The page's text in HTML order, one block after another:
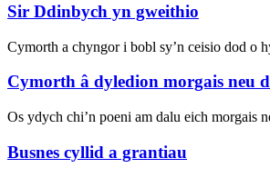
Sir Ddinbych yn gweithio
Cymorth a chyngor i bobl sy’n ceisio dod o
Cymorth â dyledion morgais neu
Os ydych chi’n poeni am dalu eich morgais
Busnes cyllid a grantiau